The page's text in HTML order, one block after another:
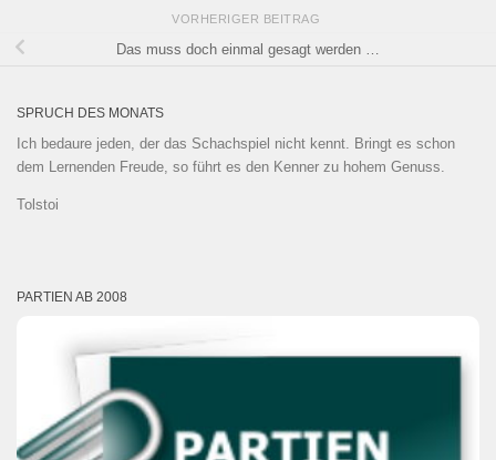
VORHERIGER BEITRAG
Das muss doch einmal gesagt werden …
SPRUCH DES MONATS
Ich bedaure jeden, der das Schachspiel nicht kennt. Bringt es schon
dem Lernenden Freude, so führt es den Kenner zu hohem Genuss.
Tolstoi
PARTIEN AB 2008